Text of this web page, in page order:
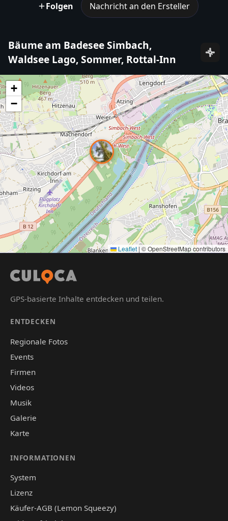
Folgen Nachricht an den Ersteller
Bäume am Badesee Simbach,
Waldsee Lago, Sommer, Rottal-Inn
+
−
Leaflet | © OpenStreetMap contributors
GPS-basierte Inhalte entdecken und teilen.
ENTDECKEN
Regionale Fotos
Events
Firmen
Videos
Musik
Galerie
Karte
INFORMATIONEN
System
Lizenz
Käufer-AGB (Lemon Squeezy)